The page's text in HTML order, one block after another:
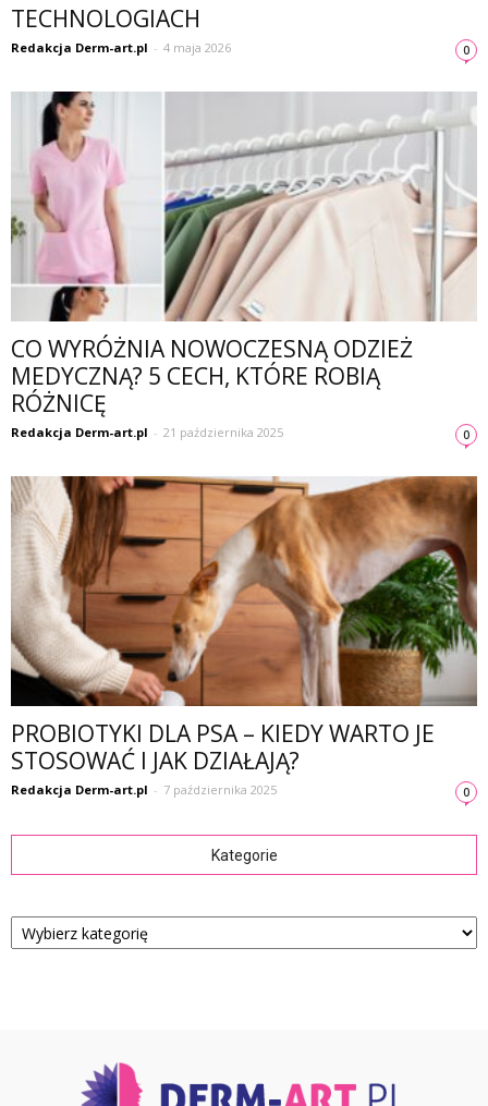
TECHNOLOGIACH
Redakcja Derm-art.pl - 4 maja 2026 0
CO WYRÓŻNIA NOWOCZESNĄ ODZIEŻ
MEDYCZNĄ? 5 CECH, KTÓRE ROBIĄ
RÓŻNICĘ
Redakcja Derm-art.pl - 21 października 2025 0
PROBIOTYKI DLA PSA – KIEDY WARTO JE
STOSOWAĆ I JAK DZIAŁAJĄ?
Redakcja Derm-art.pl - 7 października 2025 0
Kategorie
Kategorie